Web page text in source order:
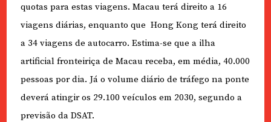
quotas para estas viagens. Macau terá direito a 16
viagens diárias, enquanto que Hong Kong terá direito
a 34 viagens de autocarro. Estima-se que a ilha
artificial fronteiriça de Macau receba, em média, 40.000
pessoas por dia. Já o volume diário de tráfego na ponte
deverá atingir os 29.100 veículos em 2030, segundo a
previsão da DSAT.